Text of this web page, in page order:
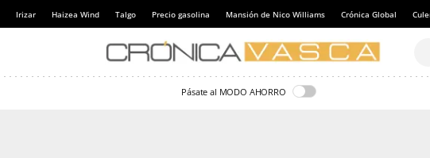
Irizar Haizea Wind Talgo Precio gasolina Mansión de Nico Williams Crónica Global
Pásate al MODO AHORRO